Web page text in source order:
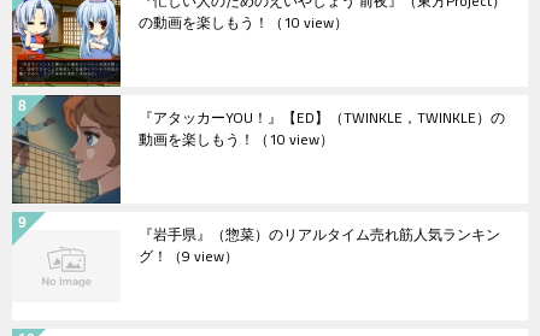
の動画を楽しもう！ （10 view）
『アタッカーYOU！』【ED】（TWINKLE，TWINKLE）の
動画を楽しもう！ （10 view）
『岩手県』（惣菜）のリアルタイム売れ筋人気ランキン
グ！ （9 view）